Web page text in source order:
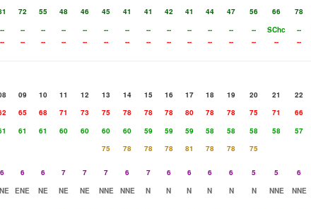
72 55 48 46 45 41 41 42 41 44 47 56 66 78
-- -- -- -- -- -- -- -- -- -- -- -- -- SChc --
-- -- -- -- -- -- -- -- -- -- -- -- -- -- --
09 10 11 12 13 14 15 16 17 18 19 20 21 22
65 68 71 73 75 78 78 78 80 78 78 75 71 66
61 61 60 60 60 60 59 59 59 58 58 58 58 57
75 78 78 78 81 78 78
75
6 6 6 7 7 7 6 7 6 6 6 6 5 5 6
ENE NE NE NE NNE NNE N N N N N N NNE NNE